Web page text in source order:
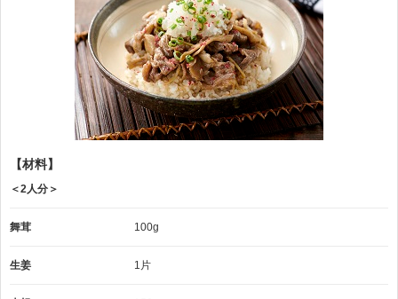
【材料】
＜2人分＞
舞茸 100g
生姜 1片